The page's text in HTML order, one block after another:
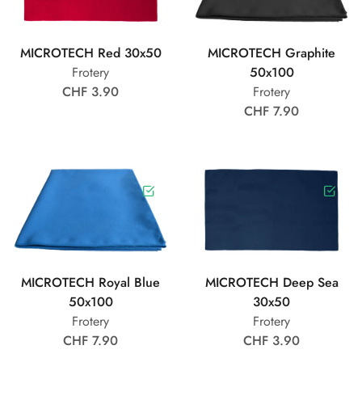
MICROTECH Red 30x50
Frotery
CHF 3.90
MICROTECH Graphite
50x100
Frotery
CHF 7.90
MICROTECH Royal Blue
50x100
Frotery
CHF 7.90
MICROTECH Deep Sea
30x50
Frotery
CHF 3.90